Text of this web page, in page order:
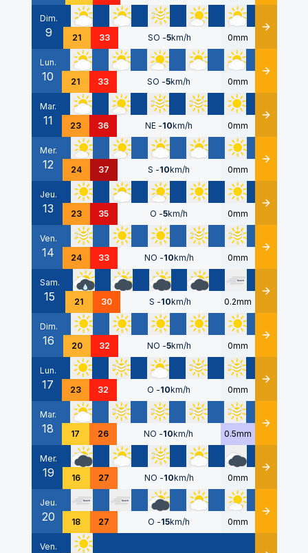
Dim.
9 21 33 SO -5km/h 0mm Détails
Lun.
10 21 33 SO -5km/h 0mm Détails
Mar.
11 23 36 NE -10km/h 0mm Détails
Mer.
12 24 37 S -10km/h 0mm Détails
Jeu.
13 23 35 O -5km/h 0mm Détails
Ven.
14 24 33 NO -10km/h 0mm Détails
Sam.
15 21 30 S -10km/h 0.2mm Détails
Dim.
16 20 32 NO -5km/h 0mm Détails
Lun.
17 23 32 O -10km/h 0mm Détails
Mar.
18 17 26 NO -10km/h 0.5mm Détails
Mer.
19 16 27 NO -10km/h 0mm Détails
Jeu.
20 18 27 O -15km/h 0mm Détails
Ven.